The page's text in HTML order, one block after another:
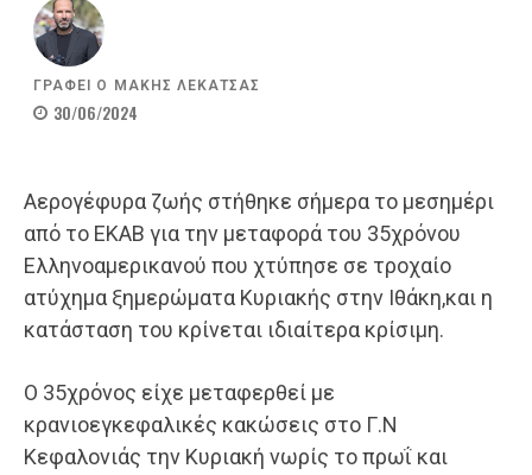
ΓΡΑΦΕΙ Ο ΜΑΚΗΣ ΛΕΚΑΤΣΑΣ
30/06/2024
Αερογέφυρα ζωής στήθηκε σήμερα το μεσημέρι
από το ΕΚΑΒ για την μεταφορά του 35χρόνου
Ελληνοαμερικανού που χτύπησε σε τροχαίο
ατύχημα ξημερώματα Κυριακής στην Ιθάκη,και η
κατάσταση του κρίνεται ιδιαίτερα κρίσιμη.
Ο 35χρόνος είχε μεταφερθεί με
κρανιοεγκεφαλικές κακώσεις στο Γ.Ν
Κεφαλονιάς την Κυριακή νωρίς το πρωΐ και